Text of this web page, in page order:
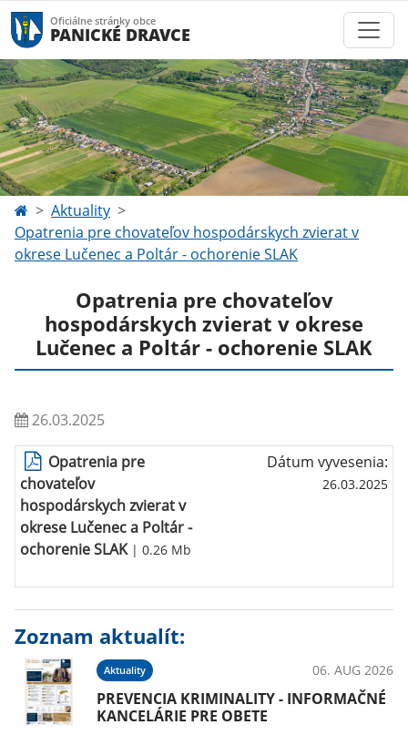
Oficiálne stránky obce
PANICKÉ DRAVCE
Aktuality
Opatrenia pre chovateľov hospodárskych zvierat v
okrese Lučenec a Poltár - ochorenie SLAK
Opatrenia pre chovateľov
hospodárskych zvierat v okrese
Lučenec a Poltár - ochorenie SLAK
26.03.2025
Opatrenia pre
chovateľov
hospodárskych zvierat v
okrese Lučenec a Poltár -
ochorenie SLAK| 0.26 Mb
Dátum vyvesenia:
26.03.2025
Zoznam aktualít:
Aktuality 06. AUG 2026
PREVENCIA KRIMINALITY - INFORMAČNÉ
KANCELÁRIE PRE OBETE